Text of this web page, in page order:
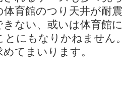
体育館のつり天井が耐
ない、或いは体育館
とにもなりかねません
てまいります。